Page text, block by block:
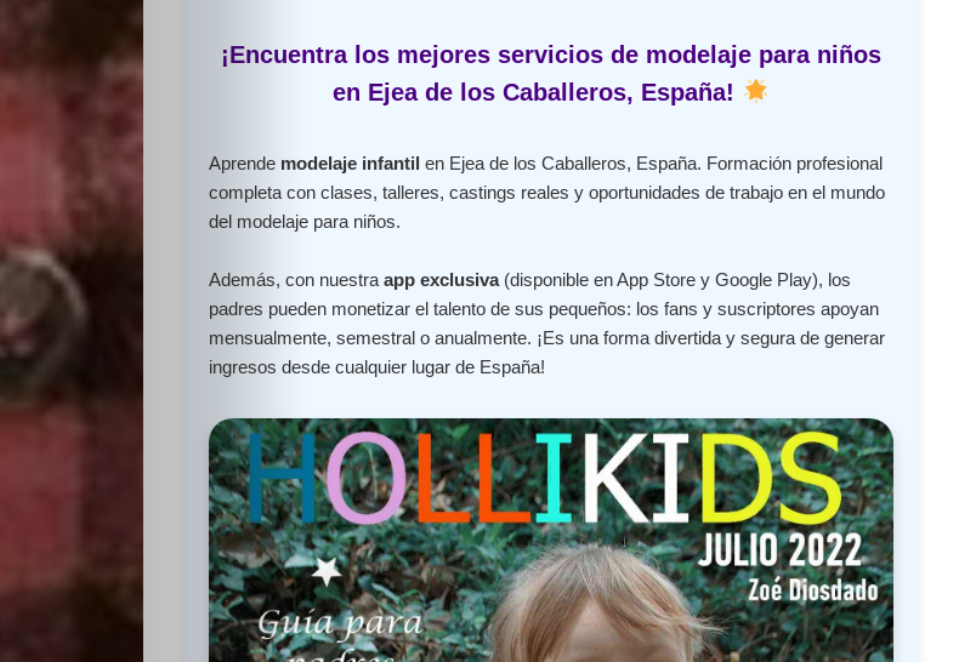
¡Encuentra los mejores servicios de modelaje para niños
en Ejea de los Caballeros, España!
Aprende modelaje infantil en Ejea de los Caballeros, España. Formación profesional
completa con clases, talleres, castings reales y oportunidades de trabajo en el mundo
del modelaje para niños.
Además, con nuestra app exclusiva(disponible en App Store y Google Play), los
padres pueden monetizar el talento de sus pequeños: los fans y suscriptores apoyan
mensualmente, semestral o anualmente. ¡Es una forma divertida y segura de generar
ingresos desde cualquier lugar de España!